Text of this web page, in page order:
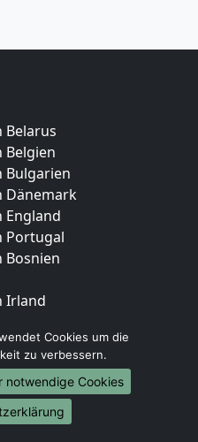
Belarus
Belgien
Bulgarien
Dänemark
England
Portugal
Bosnien
Irland
Zypern
Kroatien
Estland
Finnland
Frankreich
Cookies um die
zu verbessern.
notwendige Cookies